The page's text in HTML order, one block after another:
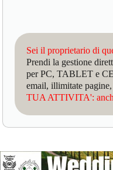
Sei il proprietario di
Prendi la gestione
per PC, TABLET e
email, illimitate
TUA ATTIVITA':